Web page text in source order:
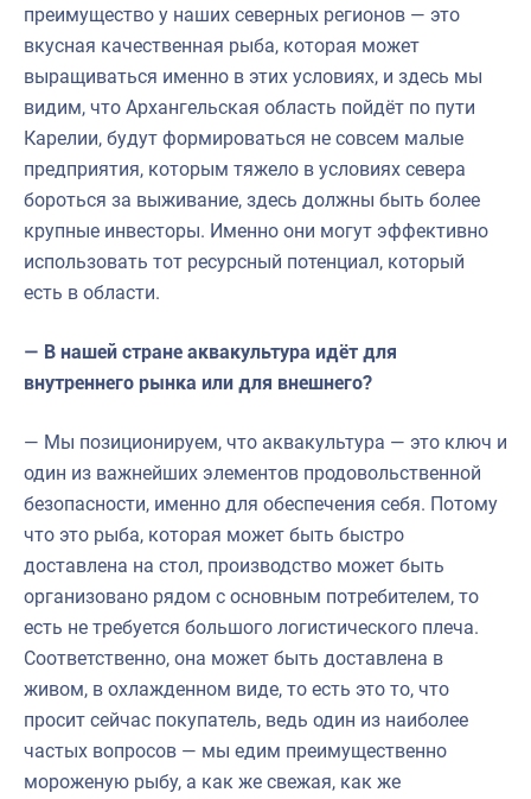
преимущество у наших северных регионов — это
вкусная качественная рыба, которая может
выращиваться именно в этих условиях, и здесь мы
видим, что Архангельская область пойдёт по пути
Карелии, будут формироваться не совсем малые
предприятия, которым тяжело в условиях севера
бороться за выживание, здесь должны быть более
крупные инвесторы. Именно они могут эффективно
использовать тот ресурсный потенциал, который
есть в области.
— В нашей стране аквакультура идёт для
внутреннего рынка или для внешнего?
— Мы позиционируем, что аквакультура — это ключ и
один из важнейших элементов продовольственной
безопасности, именно для обеспечения себя. Потому
что это рыба, которая может быть быстро
доставлена на стол, производство может быть
организовано рядом с основным потребителем, то
есть не требуется большого логистического плеча.
Соответственно, она может быть доставлена в
живом, в охлажденном виде, то есть это то, что
просит сейчас покупатель, ведь один из наиболее
частых вопросов — мы едим преимущественно
мороженую рыбу, а как же свежая, как же